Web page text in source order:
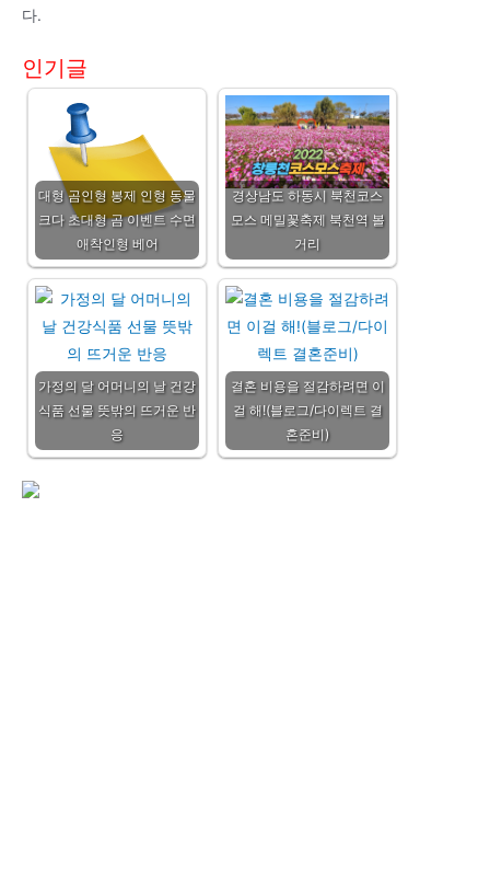
다.
인기글
대형 곰인형 봉제 인형 동물
크다 초대형 곰 이벤트 수면
애착인형 베어
경상남도 하동시 북천코스
모스 메밀꽃축제 북천역 볼
거리
가정의 달 어머니의 날 건강
식품 선물 뜻밖의 뜨거운 반
응
결혼 비용을 절감하려면 이
걸 해!(블로그/다이렉트 결
혼준비)